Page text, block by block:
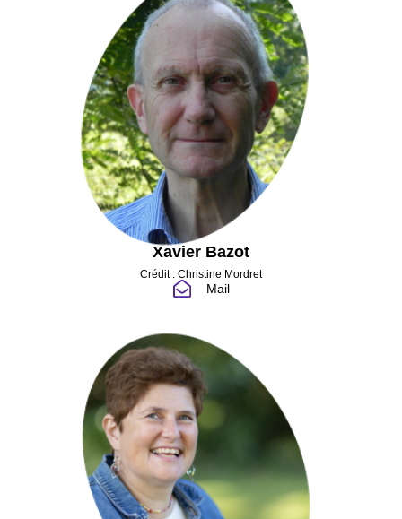
Xavier Bazot
Crédit : Christine Mordret
Mail